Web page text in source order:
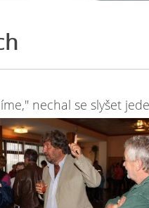
," nechal se slyšet